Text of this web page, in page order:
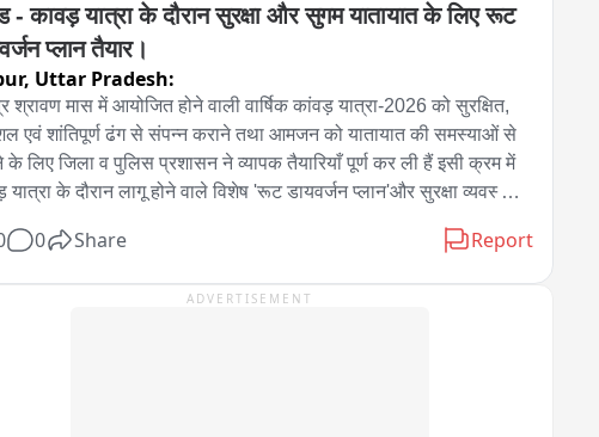
- कावड़ यात्रा के दौरान सुरक्षा और सुगम यातायात के लिए रूट
प्लान तैयार।
Uttar Pradesh:
श्रावण मास में आयोजित होने वाली वार्षिक कांवड़ यात्रा-2026 को सुरक्षित,
एवं शांतिपूर्ण ढंग से संपन्न कराने तथा आमजन को यातायात की समस्याओं से
के लिए जिला व पुलिस प्रशासन ने व्यापक तैयारियाँ पूर्ण कर ली हैं ​इसी क्रम में
यात्रा के दौरान लागू होने वाले विशेष 'रूट डायवर्जन प्लान'और सुरक्षा व्यवस्था
किया गया भारी वाहनों  एवं हल्के वाहनों के लिए तय किए गए वैकल्पिक मार्ग
शिविर, पेयजल, प्रकाश व्यवस्था एवं स्वच्छता के प्रबंध आपातकालीन स्थिति
0 Share Report
ADVERTISEMENT